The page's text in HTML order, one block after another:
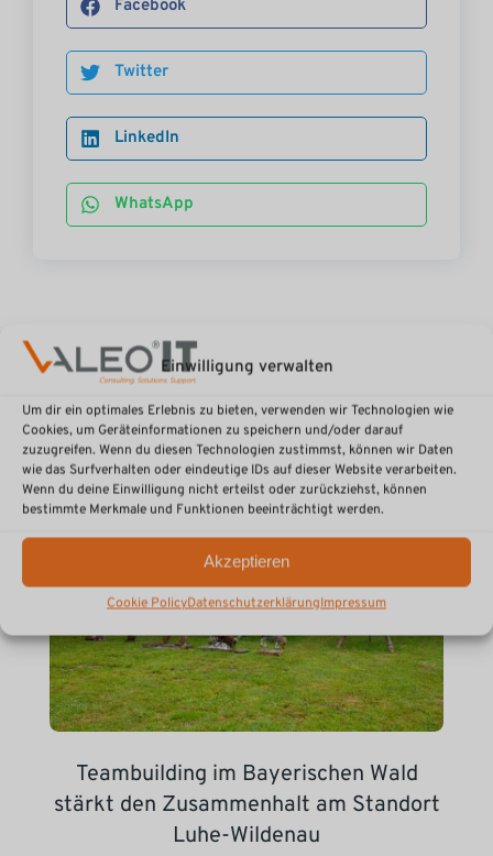
Einwilligung verwalten
Um dir ein optimales Erlebnis zu bieten, verwenden wir Technologien wie
Cookies, um Geräteinformationen zu speichern und/oder darauf
zuzugreifen. Wenn du diesen Technologien zustimmst, können wir Daten
wie das Surfverhalten oder eindeutige IDs auf dieser Website verarbeiten.
Wenn du deine Einwilligung nicht erteilst oder zurückziehst, können
bestimmte Merkmale und Funktionen beeinträchtigt werden.
Akzeptieren
Cookie PolicyDatenschutzerklärungImpressum
Facebook
Twitter
LinkedIn
WhatsApp
Weitere Artikel entdecken
Teambuilding im Bayerischen Wald
stärkt den Zusammenhalt am Standort
Luhe-Wildenau